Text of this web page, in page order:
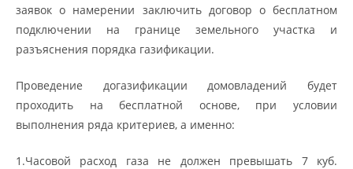
заявок о намерении заключить договор о бесплатном
подключении на границе земельного участка и
разъяснения порядка газификации.
Проведение догазификации домовладений будет
проходить на бесплатной основе, при условии
выполнения ряда критериев, а именно:
1.Часовой расход газа не должен превышать 7 куб.